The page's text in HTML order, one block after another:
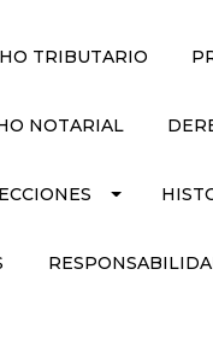
TRIBUTARIO
NOTARIAL